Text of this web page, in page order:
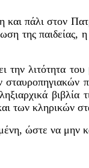
πάλι στον
της παιδείας, η
λιτότητα του
βιβλία
των κληρικών
ώστε να μην